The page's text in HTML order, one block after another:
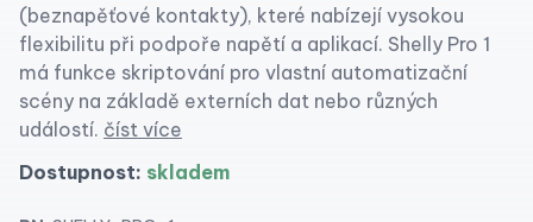
(beznapěťové kontakty), které nabízejí vysokou
flexibilitu při podpoře napětí a aplikací. Shelly Pro 1
má funkce skriptování pro vlastní automatizační
scény na základě externích dat nebo různých
událostí. číst více
Dostupnost: skladem